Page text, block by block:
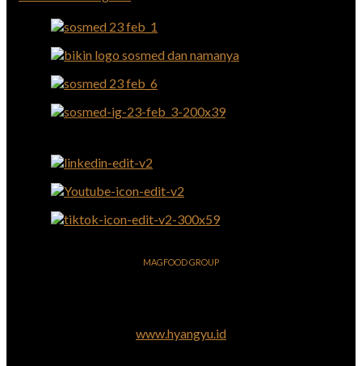
MAGFOOD GROUP
www.hyangyu.id